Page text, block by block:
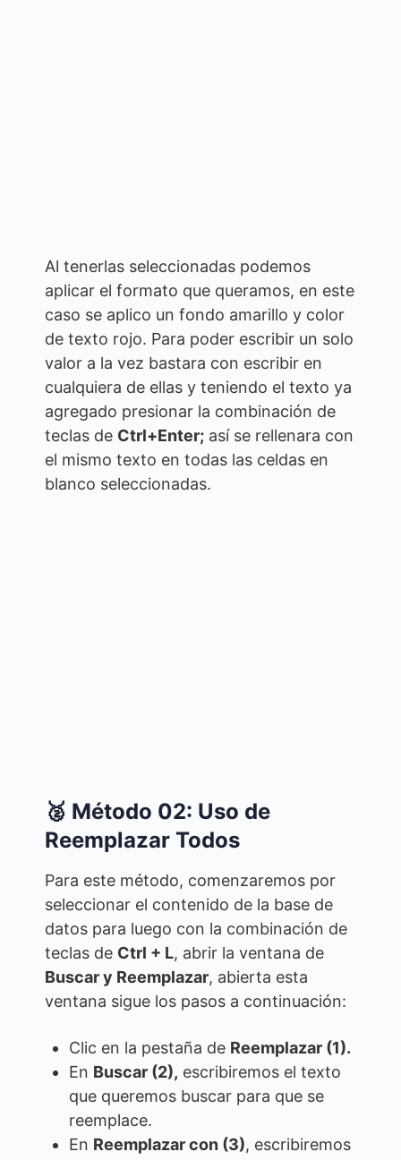
Al tenerlas seleccionadas podemos
aplicar el formato que queramos, en este
caso se aplico un fondo amarillo y color
de texto rojo. Para poder escribir un solo
valor a la vez bastara con escribir en
cualquiera de ellas y teniendo el texto ya
agregado presionar la combinación de
teclas de Ctrl+Enter; así se rellenara con
el mismo texto en todas las celdas en
blanco seleccionadas.
🥈 Método 02: Uso de
Reemplazar Todos
Para este método, comenzaremos por
seleccionar el contenido de la base de
datos para luego con la combinación de
teclas de Ctrl + L, abrir la ventana de
Buscar y Reemplazar, abierta esta
ventana sigue los pasos a continuación:
Clic en la pestaña de Reemplazar (1).
En Buscar (2), escribiremos el texto
que queremos buscar para que se
reemplace.
En Reemplazar con (3), escribiremos